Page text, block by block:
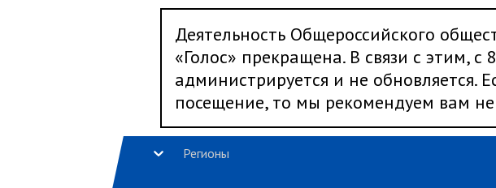
Деятельность Общероссийского
«Голос» прекращена. В связи с этим,
администрируется и не обновляется.
посещение, то мы рекомендуем вам не
Регионы